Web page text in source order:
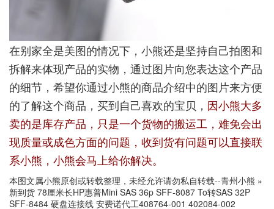
在别家全是美图的情况下，小熊还是坚持自己拍图和
拆解来体现产品的实物，通过图片向您表达这个产品
的细节，希望你通过小熊的商品介绍中的图片来方便
的了解这个商品，买到自己喜欢的宝贝， 因小熊大多
卖的是库存产品，只是一个货物的搬运工，难免会出
现质量或成色方面的问题，收到货有问题可以直接联
系小熊，小熊会马上给你解决。
本图文属小熊原创或转载整理，未经允许请勿私自转载--青州小熊 »
新到货 78厘米长HP惠普Mini SAS 36p SFF-8087 To转SAS 32P
SFF-8484 硬盘连接线 安费诺代工408764-001 402084-002